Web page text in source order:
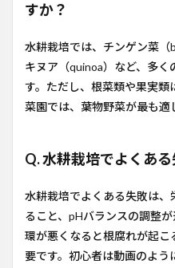
すか？
水耕栽培では、チンゲン菜（
キヌア（quinoa）など、多く
す。ただし、根菜類や果実類
菜園では、葉物野菜が最も適
Q. 水耕栽培でよくあ
水耕栽培でよくある失敗は
ること、pHバランスの調整
環が悪くなると根腐れが起
要です。初心者は動画のよ